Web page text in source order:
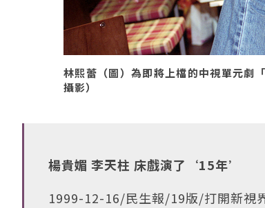
林熙蕾（圖）為即將上檔的中視單元劇
攝影）
楊貴媚 李天柱 床戲演了‘15年’
1999-12-16/民生報/19版/打開新視